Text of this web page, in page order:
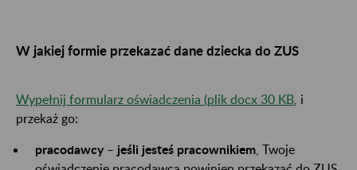
W jakiej formie przekazać dane dziecka do ZUS
Wypełnij formularz oświadczenia (plik docx 30 KB , i
przekaż go:
pracodawcy – jeśli jesteś pracownikiem , Twoje